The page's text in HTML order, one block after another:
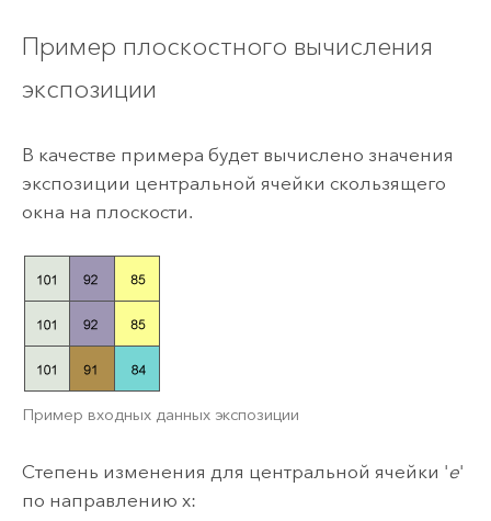
Пример плоскостного вычисления
экспозиции
В качестве примера будет вычислено значения
экспозиции центральной ячейки скользящего
окна на плоскости.
Пример входных данных экспозиции
Степень изменения для центральной ячейки 'e'
по направлению x: